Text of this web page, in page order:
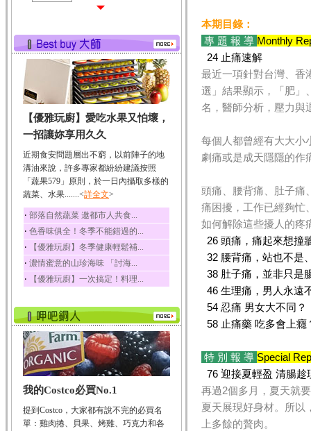
蛋白質、脂肪、醣類...
迷迭香
迷迭香 裡頭含有咖啡
酸、迷迭香酸、植物...
咖啡
咖啡中的咖啡因會刺激
中樞神經系統，特別...
椰子
椰子含有糖類、脂肪、
蛋白質、維生素及多...
荔枝
荔枝性質溫和所含的營
養素有醣類、檸檬酸...
五味子
五味子性質溫熱所含營
養成分有揮發油、檸...
草魚
素C、及豐富的蛋白...
【優雅玩廚】愛吃水果又怕壞，
一招讓妳享用久久
近期食安問題層出不窮，以前陣子的地
溝油來說，許多專家都紛紛建議按照
「蔬果579」原則，於一日內攝取多樣的
蔬菜、水果.......<詳全文>
‧ 部落自然蔬菜 邀都市人共食...
‧ 色香味俱全！冬季不能錯過的...
‧ 【優雅玩廚】冬季健康輕鬆補...
‧ 濃情蜜意的山珍海味 「討海...
‧ 【優雅玩廚】一次搞定！料理...
我的Costco必買No.1
提到Costco，大家都有說不完的必買名
單：雞肉捲、貝果、烤雞、巧克力和各
本期目錄：
專 題 報 導 Monthly
24 止痛速解
最近一項針對台灣、香
選」結果顯示，「肥」
名，醫師分析，壓力與
每個人都曾經有大大小
劇痛或是成天隱隱的作
頭痛、腰背痛、肚子痛
痛困擾，工作已經夠忙
如何解除這些擾人的疼
26 頭痛，痛起來想撞
32 腰背痛，站也不是
38 肚子痛，並非只是
46 生理痛，男人永遠
54 忍痛 男女大不同？
58 止痛藥 吃多會上癮
特 別 報 導 Special
76 迎接夏輕盈 清腸趁
再過2個多月，夏天就
夏天展現好身材。所以
上多餘的贅肉。